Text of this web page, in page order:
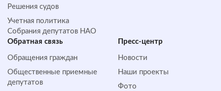
Решения судов
Учетная политика
Собрания депутатов НАО
Обратная cвязь
Обращения граждан
Общественные приемные
депутатов
Пресс-центр
Новости
Наши проекты
Фото